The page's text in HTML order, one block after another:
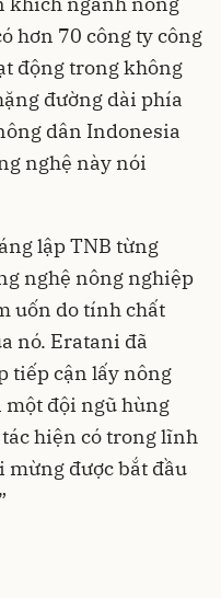
hơn 70 công ty công
động trong không
đường dài phía
dân Indonesia
nghệ này nói
lập TNB từng
nghệ nông nghiệp
uốn do tính chất
nó. Eratani đã
tiếp cận lấy nông
đội ngũ hùng
hiện có trong lĩnh
mừng được bắt đầu